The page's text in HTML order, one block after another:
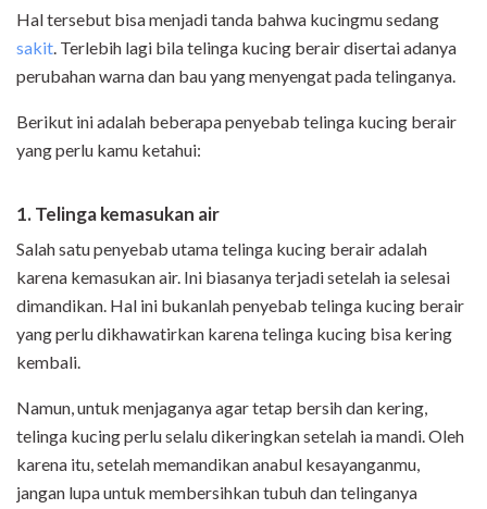
Hal tersebut bisa menjadi tanda bahwa kucingmu sedang
sakit . Terlebih lagi bila telinga kucing berair disertai adanya
perubahan warna dan bau yang menyengat pada telinganya.
Berikut ini adalah beberapa penyebab telinga kucing berair
yang perlu kamu ketahui:
1. Telinga kemasukan air
Salah satu penyebab utama telinga kucing berair adalah
karena kemasukan air. Ini biasanya terjadi setelah ia selesai
dimandikan. Hal ini bukanlah penyebab telinga kucing berair
yang perlu dikhawatirkan karena telinga kucing bisa kering
kembali.
Namun, untuk menjaganya agar tetap bersih dan kering,
telinga kucing perlu selalu dikeringkan setelah ia mandi. Oleh
karena itu, setelah memandikan anabul kesayanganmu,
jangan lupa untuk membersihkan tubuh dan telinganya